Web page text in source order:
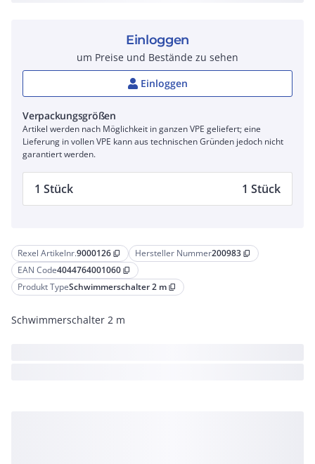
Rexel Artikelnr.9000126 content_copy Hersteller Nummer200983 content_copy
EAN Code4044764001060 content_copy
Produkt TypeSchwimmerschalter 2 m content_copy
Schwimmerschalter 2 m
Einloggen
um Preise und Bestände zu sehen
Einloggen
Verpackungsgrößen
Artikel werden nach Möglichkeit in ganzen VPE geliefert; eine
Lieferung in vollen VPE kann aus technischen Gründen jedoch nicht
garantiert werden.
1 Stück 1 Stück